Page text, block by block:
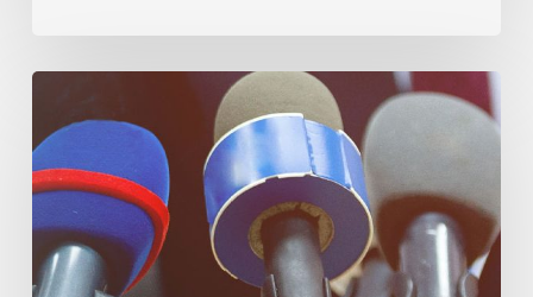
Augmentation
capital
des
filiales
cotées
BRVM
et